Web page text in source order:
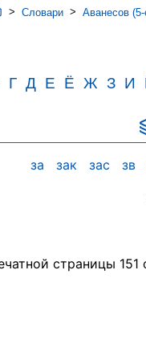
> Словари > Аванесов
Г Д Е Ё Ж З И
за зак зас зв